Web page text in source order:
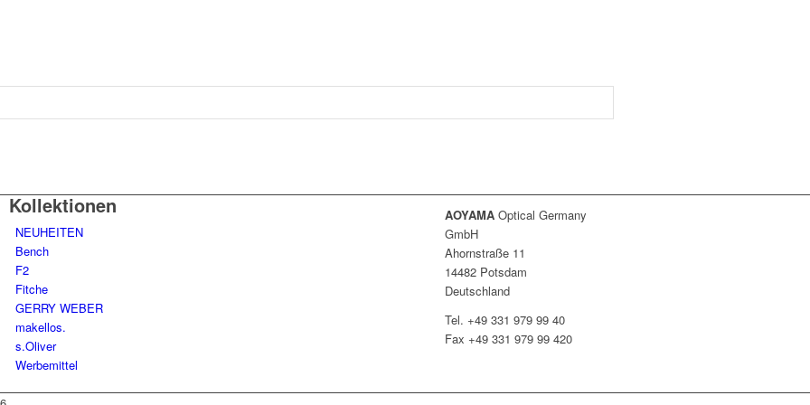
Kollektionen
NEUHEITEN
Bench
F2
Fitche
GERRY WEBER
makellos.
s.Oliver
Werbemittel
AOYAMA Optical Germany
GmbH
Ahornstraße 11
14482 Potsdam
Deutschland
Tel. +49 331 979 99 40
Fax +49 331 979 99 420